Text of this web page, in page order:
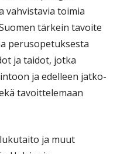
vahvistavia toimia
tärkein tavoite
perusopetuksesta
ja taidot, jotka
ja edelleen jatko-
tavoittelemaan
ja muut